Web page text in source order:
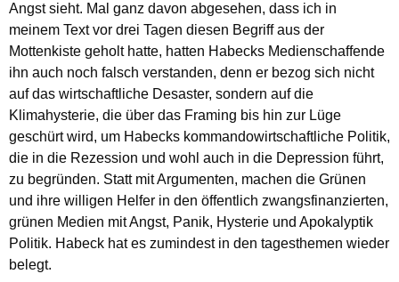
Angst sieht. Mal ganz davon abgesehen, dass ich in
meinem Text vor drei Tagen diesen Begriff aus der
Mottenkiste geholt hatte, hatten Habecks Medienschaffende
ihn auch noch falsch verstanden, denn er bezog sich nicht
auf das wirtschaftliche Desaster, sondern auf die
Klimahysterie, die über das Framing bis hin zur Lüge
geschürt wird, um Habecks kommandowirtschaftliche Politik,
die in die Rezession und wohl auch in die Depression führt,
zu begründen. Statt mit Argumenten, machen die Grünen
und ihre willigen Helfer in den öffentlich zwangsfinanzierten,
grünen Medien mit Angst, Panik, Hysterie und Apokalyptik
Politik. Habeck hat es zumindest in den tagesthemen wieder
belegt.